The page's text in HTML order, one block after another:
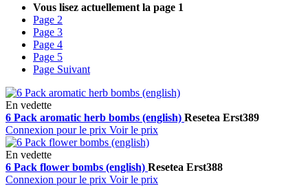
Vous lisez actuellement la page 1
Page 2
Page 3
Page 4
Page 5
Page Suivant
En vedette
6 Pack aromatic herb bombs (english) Resetea Erst389
Connexion pour le prix Voir le prix
En vedette
6 Pack flower bombs (english) Resetea Erst388
Connexion pour le prix Voir le prix